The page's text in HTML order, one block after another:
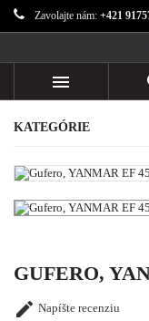
Zavolajte nám: +421

KATEGÓRIE
GUFERO,
 Napíšte recenziu